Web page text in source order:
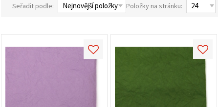
pomocí
marketing.
Seřadit podle:
Položky na stránku: